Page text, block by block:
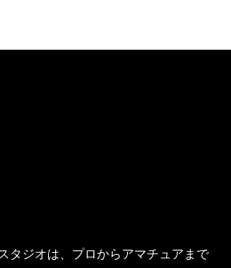
タジオは、プロからアマチュアまで